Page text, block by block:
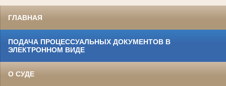
ГЛАВНАЯ
ПОДАЧА ПРОЦЕССУАЛЬНЫХ ДОКУМЕНТОВ В
ЭЛЕКТРОННОМ ВИДЕ
О СУДЕ